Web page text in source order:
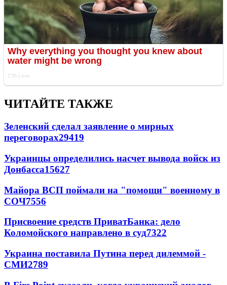
ЧИТАЙТЕ ТАКЖЕ
Зеленский сделал заявление о мирных
переговорах29419
Украинцы определились насчет вывода войск из
Донбасса15627
Майора ВСП поймали на "помощи" военному в
СОЧ7556
Присвоение средств ПриватБанка: дело
Коломойского направлено в суд7322
Украина поставила Путина перед дилеммой -
СМИ2789